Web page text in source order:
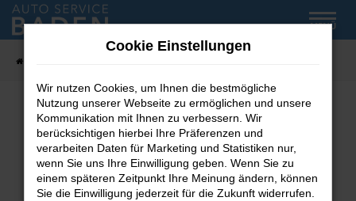
Zum
Hauptinhalt
MENÜ
Fehler: Network Error
Beim Laden ist ein Fehler aufgetreten.
Hier sind ein paar Tipps, die dir helfen können:
Cookie Einstellungen
Wir nutzen Cookies, um Ihnen die bestmögliche
Nutzung unserer Webseite zu ermöglichen und unsere
Kommunikation mit Ihnen zu verbessern. Wir
berücksichtigen hierbei Ihre Präferenzen und
verarbeiten Daten für Marketing und Statistiken nur,
wenn Sie uns Ihre Einwilligung geben. Wenn Sie zu
einem späteren Zeitpunkt Ihre Meinung ändern, können
Sie die Einwilligung jederzeit für die Zukunft widerrufen.